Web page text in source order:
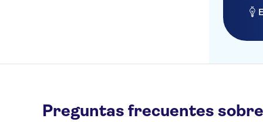
Preguntas frecuentes